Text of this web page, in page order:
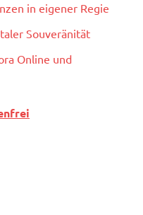
in eigener Regie
Souveränität
Online und